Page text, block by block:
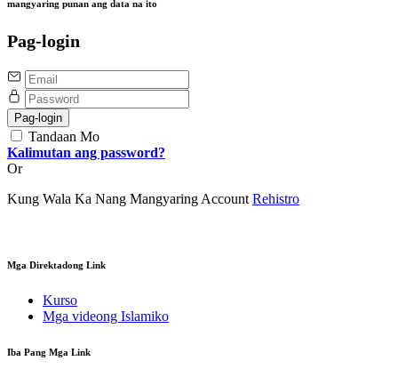
mangyaring punan ang data na ito
Pag-login
Pag-login
Tandaan Mo
Kalimutan ang password?
Or
Kung Wala Ka Nang Mangyaring Account Rehistro
Mga Direktadong Link
Kurso
Mga videong Islamiko
Iba Pang Mga Link